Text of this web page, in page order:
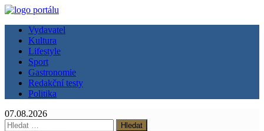
Vydavatel
Kultura
Lifestyle
Sport
Gastronomie
Redakční testy
Politika
07.08.2026
Vyhledávání